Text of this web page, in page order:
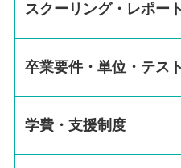
スクーリング・レポー
卒業要件・単位・テスト
学費・支援制度